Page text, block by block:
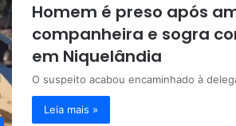
Homem é preso após
companheira e sogra
em Niquelândia
O suspeito acabou encaminhado à
Leia mais »